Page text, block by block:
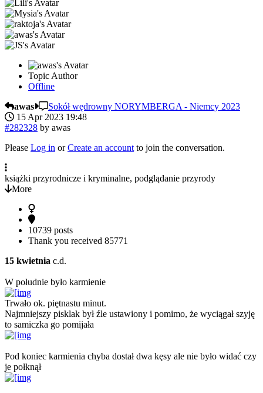
Topic Author
Offline
awas
Sokół wędrowny NORYMBERGA - Niemcy 2023
15 Apr 2023 19:48
#282328 by awas
Please Log in orCreate an account to join the conversation.
książki przyrodnicze i kryminalne, podglądanie przyrody
More
10739 posts
Thank you received 85771
15 kwietnia c.d.
W południe było karmienie
Trwało ok. piętnastu minut.
Najmniejszy pisklak był źle ustawiony i pomimo, że wyciągał szyję
to samiczka go pomijała
Pod koniec karmienia chyba dostał dwa kęsy ale nie było widać czy
je połknął